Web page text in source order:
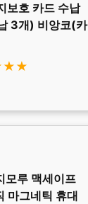
보호 카드 수납
3개) 비앙코(카
모루 맥세이프
마그네틱 휴대